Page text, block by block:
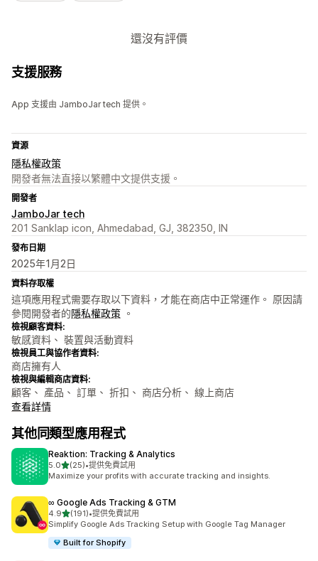
還沒有評價
支援服務
App 支援由 JamboJar tech 提供。
資源
隱私權政策
開發者無法直接以繁體中文提供支援。
開發者
JamboJar tech
201 Sanklap icon, Ahmedabad, GJ, 382350, IN
發布日期
2025年1月2日
資料存取權
這項應用程式需要存取以下資料，才能在商店中正常運作。 原因請
參閱開發者的隱私權政策 。
檢視顧客資料:
敏感資料、 裝置與活動資料
檢視員工與協作者資料:
商店擁有人
檢視與編輯商店資料:
顧客、 產品、 訂單、 折扣、 商店分析、 線上商店
查看詳情
其他同類型應用程式
Reaktion: Tracking & Analytics
5.0滿分 5 顆星
(25)
共有 25 則評價
•提供免費試用
Maximize your profits with accurate tracking and insights.
∞ Google Ads Tracking & GTM
4.9滿分 5 顆星
(191)
共有 191 則評價
•提供免費試用
Simplify Google Ads Tracking Setup with Google Tag Manager
Built for Shopify